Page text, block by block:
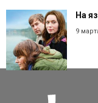
На
9